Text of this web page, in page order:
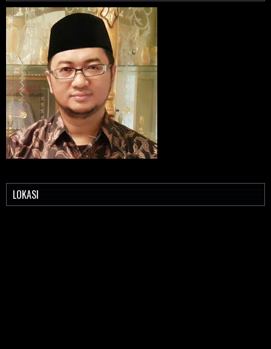
LOKASI